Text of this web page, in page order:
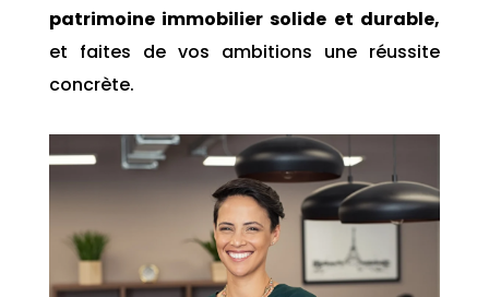
patrimoine immobilier solide et durable,
et faites de vos ambitions une réussite
concrète.